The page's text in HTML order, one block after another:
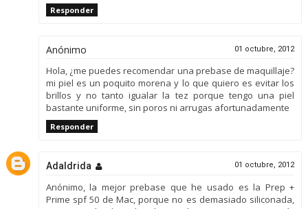
Responder
Anónimo 01 octubre, 2012
Hola, ¿me puedes recomendar una prebase de maquillaje?
mi piel es un poquito morena y lo que quiero es evitar los
brillos y no tanto igualar la tez porque tengo una piel
bastante uniforme, sin poros ni arrugas afortunadamente
Responder
Adaldrida 01 octubre, 2012
Anónimo, la mejor prebase que he usado es la Prep +
Prime spf 50 de Mac, porque no es demasiado siliconada,